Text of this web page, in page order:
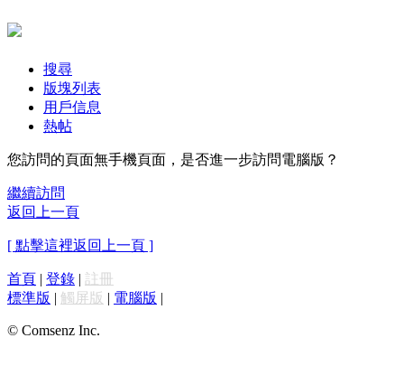
搜尋
版塊列表
用戶信息
熱帖
您訪問的頁面無手機頁面，是否進一步訪問電腦版？
繼續訪問
返回上一頁
[ 點擊這裡返回上一頁 ]
首頁 | 登錄 | 註冊
標準版 | 觸屏版 | 電腦版 |
© Comsenz Inc.